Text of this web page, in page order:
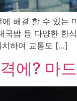
해결 할 수 있는
국밥 등 다양한 한
하여 교통도 […]
에? 마